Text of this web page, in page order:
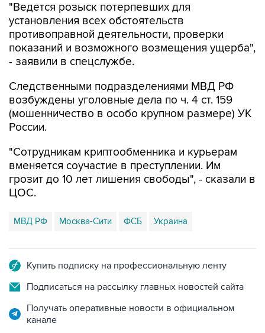
"Ведется розыск потерпевших для
установления всех обстоятельств
противоправной деятельности, проверки
показаний и возможного возмещения ущерба",
- заявили в спецслужбе.
Следственными подразделениями МВД РФ
возбуждены уголовные дела по ч. 4 ст. 159
(мошенничество в особо крупном размере) УК
России.
"Сотрудникам криптообменника и курьерам
вменяется соучастие в преступлении. Им
грозит до 10 лет лишения свободы", - сказали в
ЦОС.
МВД РФ Москва-Сити ФСБ Украина
Купить подписку на профессиональную ленту
Подписаться на рассылку главных новостей сайта
Получать оперативные новости в официальном
канале